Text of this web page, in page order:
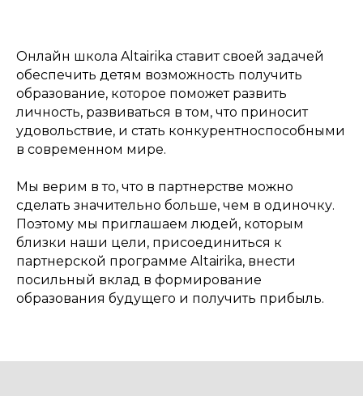
Онлайн школа Altairika ставит своей задачей
обеспечить детям возможность получить
образование, которое поможет развить
личность, развиваться в том, что приносит
удовольствие, и стать конкурентноспособными
в современном мире.
Мы верим в то, что в партнерстве можно
сделать значительно больше, чем в одиночку.
Поэтому мы приглашаем людей, которым
близки наши цели, присоединиться к
партнерской программе Altairika, внести
посильный вклад в формирование
образования будущего и получить прибыль.